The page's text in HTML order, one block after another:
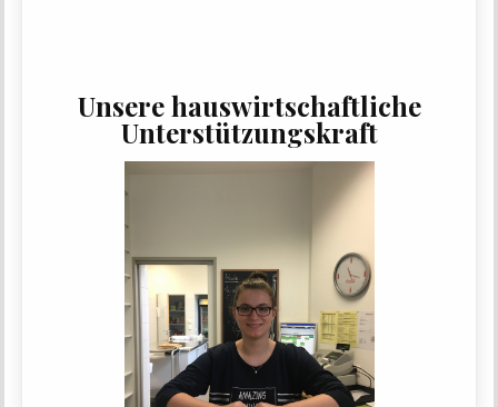
Unsere hauswirtschaftliche
Unterstützungskraft